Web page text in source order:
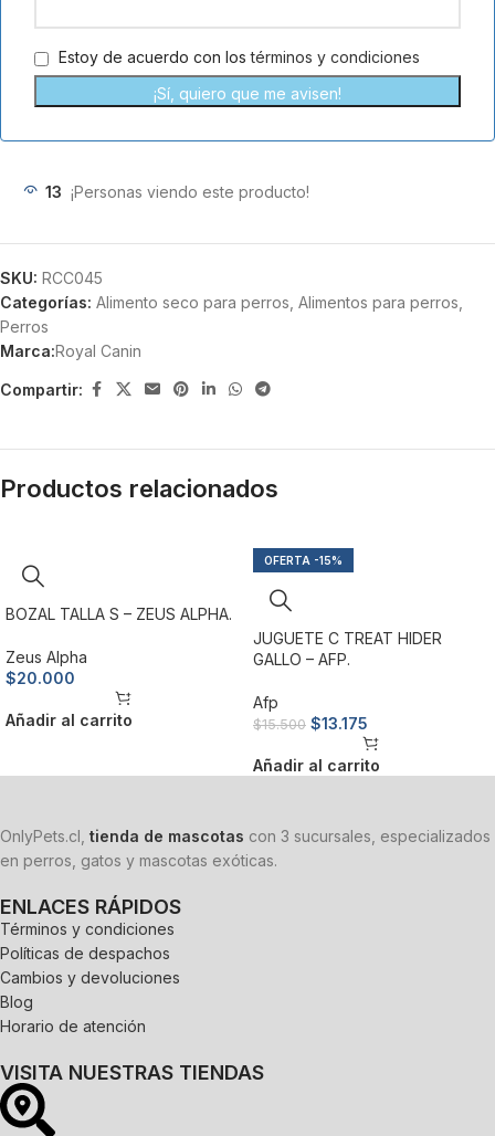
Estoy de acuerdo con lostérminos y condiciones
¡Sí, quiero que me avisen!
13 ¡Personas viendo este producto!
SKU: RCC045
Categorías: Alimento seco para perros Alimentos para perros
Perros
Marca:Royal Canin
Compartir:
Productos relacionados
BOZAL TALLA S – ZEUS ALPHA.
Zeus Alpha
$20.000
Añadir al carrito
-15%
JUGUETE C TREAT HIDER
GALLO – AFP.
Afp
$15.500 $13.175
Añadir al carrito
OnlyPets.cl, tienda de mascotas con 3 sucursales, especializados
en perros, gatos y mascotas exóticas.
ENLACES RÁPIDOS
Términos y condiciones
Políticas de despachos
Cambios y devoluciones
Blog
Horario de atención
VISITA NUESTRAS TIENDAS